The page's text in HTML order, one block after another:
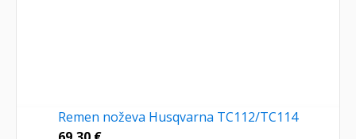
Remen noževa Husqvarna TC112/TC114